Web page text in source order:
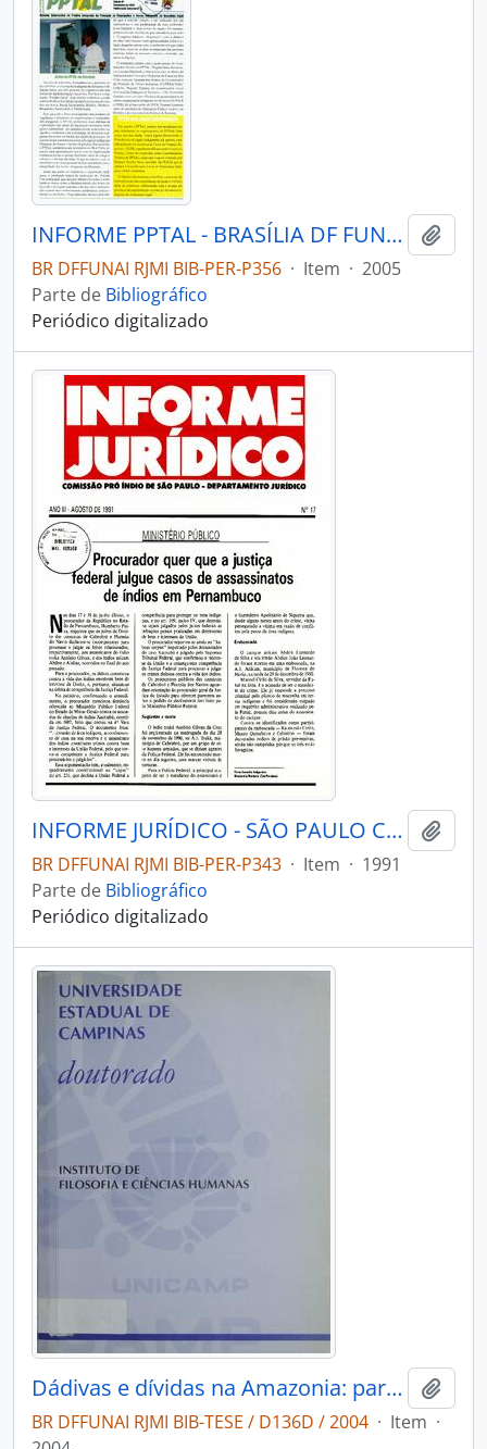
INFORME PPTAL - BRASÍLIA DF FUNAI - 2005 - Nº11
BR DFFUNAI RJMI BIB-PER-P356 · Item · 2005
Parte de Bibliográfico
Periódico digitalizado
INFORME JURÍDICO - SÃO PAULO COMISSÃO PRÓ-ÍNDIO DE SÃO PAULO - DEPARTAMENTO JURÍDICO - 1991 - Nº17
BR DFFUNAI RJMI BIB-PER-P343 · Item · 1991
Parte de Bibliográfico
Periódico digitalizado
Dádivas e dívidas na Amazonia: parentesco economia e ritual nos Cinta-Larga
BR DFFUNAI RJMI BIB-TESE / D136D / 2004 · Item ·